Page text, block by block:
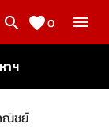
0
าฯ
ณิชย์